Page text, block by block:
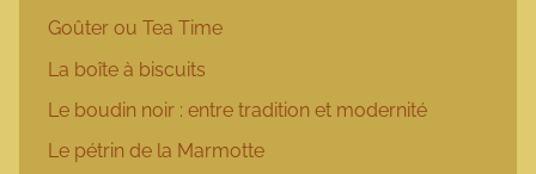
Goûter ou Tea Time
La boîte à biscuits
Le boudin noir : entre tradition et modernité
Le pétrin de la Marmotte